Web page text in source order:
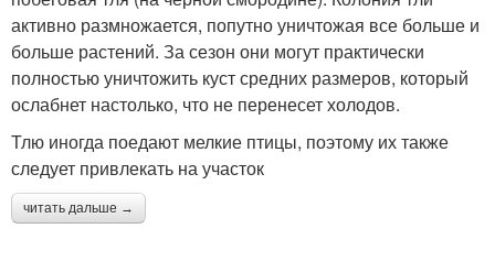
активно размножается, попутно уничтожая все больше и
больше растений. За сезон они могут практически
полностью уничтожить куст средних размеров, который
ослабнет настолько, что не перенесет холодов.
Тлю иногда поедают мелкие птицы, поэтому их также
следует привлекать на участок
читать дальше →